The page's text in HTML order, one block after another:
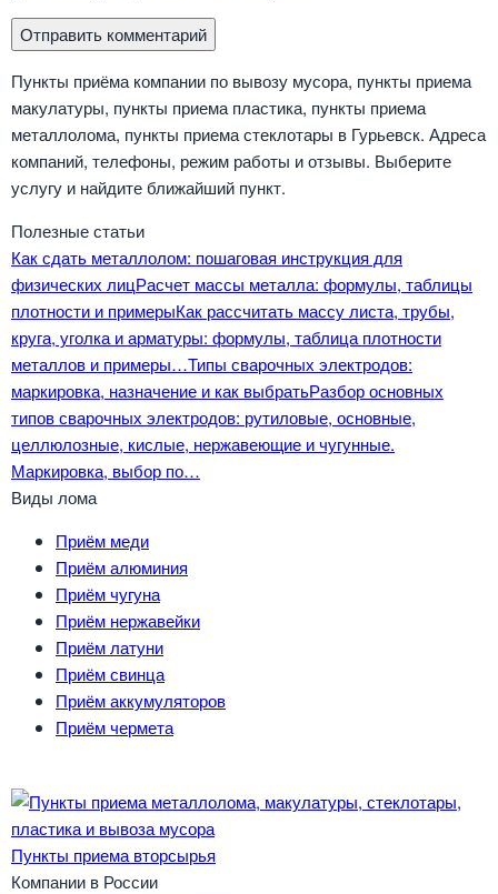
Пункты приёма компании по вывозу мусора, пункты приема
макулатуры, пункты приема пластика, пункты приема
металлолома, пункты приема стеклотары в Гурьевск. Адреса
компаний, телефоны, режим работы и отзывы. Выберите
услугу и найдите ближайший пункт.
Полезные статьи
Как сдать металлолом: пошаговая инструкция для
физических лицРасчет массы металла: формулы, таблицы
плотности и примерыКак рассчитать массу листа, трубы,
круга, уголка и арматуры: формулы, таблица плотности
металлов и примеры…Типы сварочных электродов:
маркировка, назначение и как выбратьРазбор основных
типов сварочных электродов: рутиловые, основные,
целлюлозные, кислые, нержавеющие и чугунные.
Маркировка, выбор по…
Виды лома
Приём меди
Приём алюминия
Приём чугуна
Приём нержавейки
Приём латуни
Приём свинца
Приём аккумуляторов
Приём чермета
Пункты приема вторсырья
Компании в России